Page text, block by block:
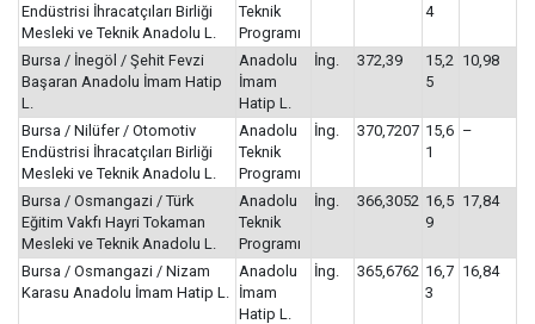
Endüstrisi İhracatçıları Birliği
Mesleki ve Teknik Anadolu L.
Teknik
Programı
4
Bursa / İnegöl / Şehit Fevzi
Başaran Anadolu İmam Hatip
L.
Anadolu
İmam
Hatip L.
İng. 372,39
15,2
5
10,98
Bursa / Nilüfer / Otomotiv
Endüstrisi İhracatçıları Birliği
Mesleki ve Teknik Anadolu L.
Anadolu
Teknik
Programı
İng. 370,7207 15,6
1
–
Bursa / Osmangazi / Türk
Eğitim Vakfı Hayri Tokaman
Mesleki ve Teknik Anadolu L.
Anadolu
Teknik
Programı
İng. 366,3052 16,5
9
17,84
Bursa / Osmangazi / Nizam
Karasu Anadolu İmam Hatip L.
Anadolu
İmam
Hatip L.
İng. 365,6762 16,7
3
16,84